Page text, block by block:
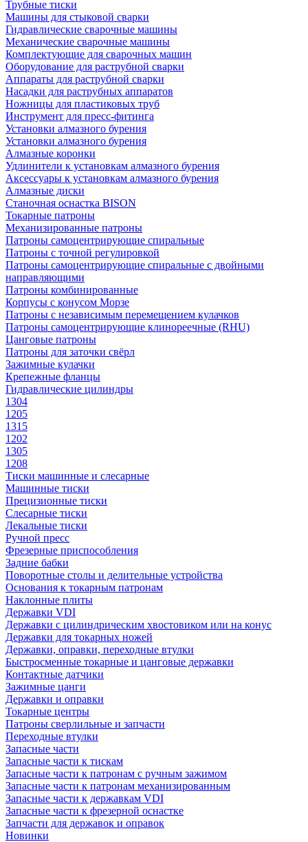
Трубные тиски
Машины для стыковой сварки
Гидравлические сварочные машины
Механические сварочные машины
Комплектующие для сварочных машин
Оборудование для раструбной сварки
Аппараты для раструбной сварки
Насадки для раструбных аппаратов
Ножницы для пластиковых труб
Инструмент для пресс-фитинга
Установки алмазного бурения
Установки алмазного бурения
Алмазные коронки
Удлинители к установкам алмазного бурения
Аксессуары к установкам алмазного бурения
Алмазные диски
Станочная оснастка BISON
Токарные патроны
Механизированные патроны
Патроны самоцентрирующие спиральные
Патроны с точной регулировкой
Патроны самоцентрирующие спиральные с двойными
направляющими
Патроны комбинированные
Корпусы с конусом Морзе
Патроны с независимым перемещением кулачков
Патроны самоцентрирующие клинореечные (RHU)
Цанговые патроны
Патроны для заточки свёрл
Зажимные кулачки
Крепежные фланцы
Гидравлические цилиндры
1304
1205
1315
1202
1305
1208
Тиски машинные и слесарные
Машинные тиски
Прецизионные тиски
Слесарные тиски
Лекальные тиски
Ручной пресс
Фрезерные приспособления
Задние бабки
Поворотные столы и делительные устройства
Основания к токарным патронам
Наклонные плиты
Державки VDI
Державки с цилиндрическим хвостовиком или на конус
Державки для токарных ножей
Державки, оправки, переходные втулки
Быстросменные токарные и цанговые державки
Контактные датчики
Зажимные цанги
Державки и оправки
Токарные центры
Патроны сверлильные и запчасти
Переходные втулки
Запасные части
Запасные части к тискам
Запасные части к патронам с ручным зажимом
Запасные части к патронам механизированным
Запасные части к державкам VDI
Запасные части к фрезерной оснастке
Запчасти для державок и оправок
Новинки